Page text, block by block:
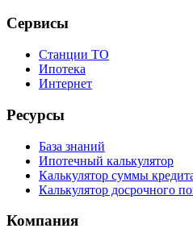
Сервисы
Станции ТО
Ипотека
Интернет
Ресурсы
База знаний
Ипотечный калькулятор
Калькулятор суммы
Калькулятор досрочного
Компания